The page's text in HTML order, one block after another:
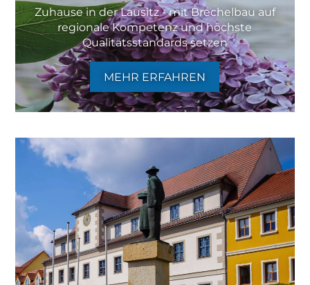
Zuhause in der Lausitz - mit Brechelbau auf
regionale Kompetenz und höchste
Qualitätsstandards setzen
MEHR ERFAHREN
Eine Stadt im Aufbruch, geprägt von
industrieller Geschichte, grünen Oasen
und einer lebendigen Kultur-Szene.